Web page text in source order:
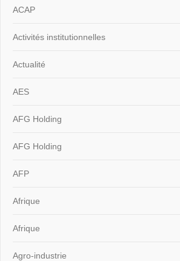
ACAP
Activités institutionnelles
Actualité
AES
AFG Holding
AFG Holding
AFP
Afrique
Afrique
Agro-industrie